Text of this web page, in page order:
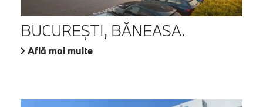
BUCUREŞTI, BĂNEASA.
Află mai multe